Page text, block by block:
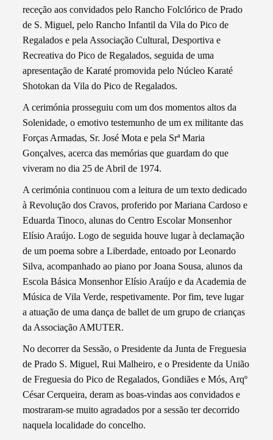
receção aos convidados pelo Rancho Folclórico de Prado
de S. Miguel, pelo Rancho Infantil da Vila do Pico de
Regalados e pela Associação Cultural, Desportiva e
Recreativa do Pico de Regalados, seguida de uma
apresentação de Karaté promovida pelo Núcleo Karaté
Shotokan da Vila do Pico de Regalados.
A cerimónia prosseguiu com um dos momentos altos da
Solenidade, o emotivo testemunho de um ex militante das
Forças Armadas, Sr. José Mota e pela Srª Maria
Gonçalves, acerca das memórias que guardam do que
viveram no dia 25 de Abril de 1974.
A cerimónia continuou com a leitura de um texto dedicado
à Revolução dos Cravos, proferido por Mariana Cardoso e
Eduarda Tinoco, alunas do Centro Escolar Monsenhor
Elísio Araújo. Logo de seguida houve lugar à declamação
de um poema sobre a Liberdade, entoado por Leonardo
Silva, acompanhado ao piano por Joana Sousa, alunos da
Escola Básica Monsenhor Elísio Araújo e da Academia de
Música de Vila Verde, respetivamente. Por fim, teve lugar
a atuação de uma dança de ballet de um grupo de crianças
da Associação AMUTER.
No decorrer da Sessão, o Presidente da Junta de Freguesia
de Prado S. Miguel, Rui Malheiro, e o Presidente da União
de Freguesia do Pico de Regalados, Gondiães e Mós, Arqº
César Cerqueira, deram as boas-vindas aos convidados e
mostraram-se muito agradados por a sessão ter decorrido
naquela localidade do concelho.